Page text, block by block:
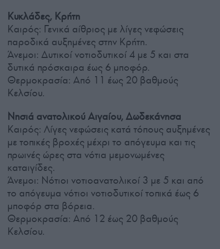
Κυκλάδες, Κρήτη
Καιρός: Γενικά αίθριος με λίγες νεφώσεις
παροδικά αυξημένες στην Κρήτη.
Άνεμοι: Δυτικοί νοτιοδυτικοί 4 με 5 και στα
δυτικά πρόσκαιρα έως 6 μποφόρ.
Θερμοκρασία: Από 11 έως 20 βαθμούς
Κελσίου.
Νησιά ανατολικού Αιγαίου, Δωδεκάνησα
Καιρός: Λίγες νεφώσεις κατά τόπους αυξημένες
με τοπικές βροχές μέχρι το απόγευμα και τις
πρωινές ώρες στα νότια μεμονωμένες
καταιγίδες.
Άνεμοι: Νότιοι νοτιοανατολικοί 3 με 5 και από
το απόγευμα νότιοι νοτιοδυτικοί τοπικά έως 6
μποφόρ στα βόρεια.
Θερμοκρασία: Από 12 έως 20 βαθμούς
Κελσίου.